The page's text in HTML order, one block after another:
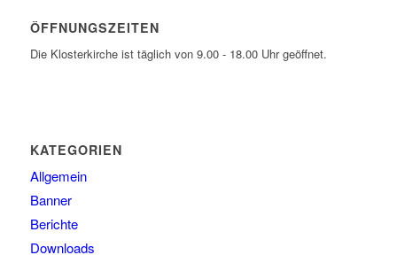
ÖFFNUNGSZEITEN
Die Klosterkirche ist täglich von 9.00 - 18.00 Uhr geöffnet.
KATEGORIEN
Allgemein
Banner
Berichte
Downloads